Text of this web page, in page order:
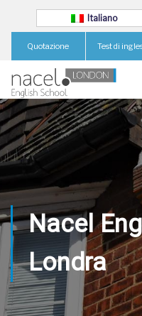
Italiano
Quotazione Test di
Nacel
Londra